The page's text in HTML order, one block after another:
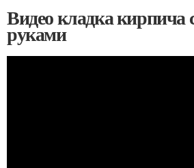
Видео кладка кирпича
руками